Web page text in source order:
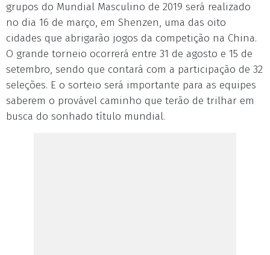
grupos do Mundial Masculino de 2019 será realizado
no dia 16 de março, em Shenzen, uma das oito
cidades que abrigarão jogos da competição na China.
O grande torneio ocorrerá entre 31 de agosto e 15 de
setembro, sendo que contará com a participação de 32
seleções. E o sorteio será importante para as equipes
saberem o provável caminho que terão de trilhar em
busca do sonhado título mundial.